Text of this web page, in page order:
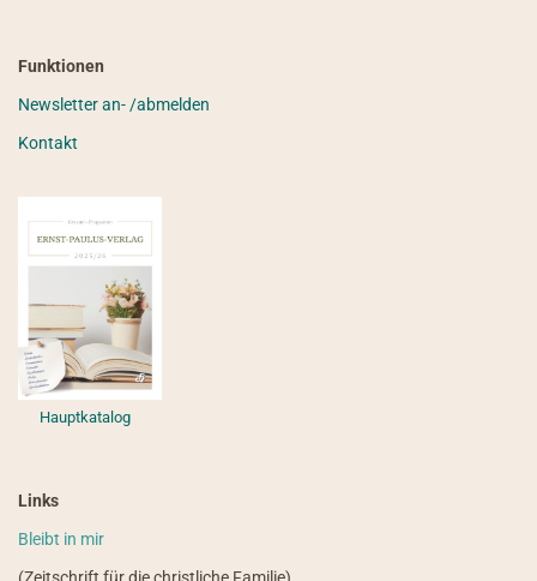
Funktionen
Newsletter an- /abmelden
Kontakt
Hauptkatalog
Links
Bleibt in mir